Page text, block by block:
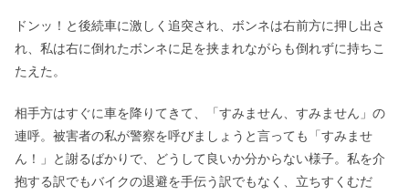
ドンッ！と後続車に激しく追突され、ボンネは右前方に押し出さ
れ、私は右に倒れたボンネに足を挟まれながらも倒れずに持ちこ
たえた。
相手方はすぐに車を降りてきて、「すみません、すみません」の
連呼。被害者の私が警察を呼びましょうと言っても「すみませ
ん！」と謝るばかりで、どうして良いか分からない様子。私を介
抱する訳でもバイクの退避を手伝う訳でもなく、立ちすくむだ